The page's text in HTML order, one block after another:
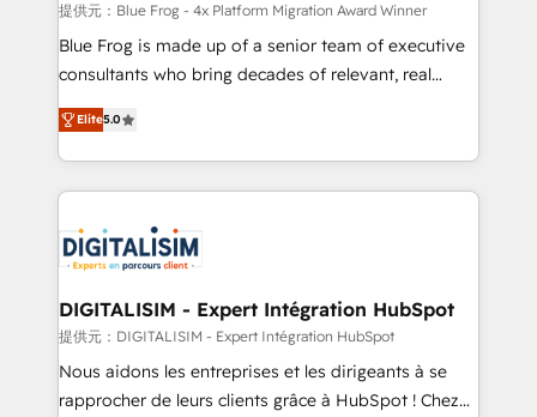
B2B sectors such as manufacturing, SaaS and
business services. We prepare a customized
business case that demonstrates the value and
detailed financial rationale with a focus on ROI and
TCO. As a trusted extension of your team, we
business up for long-term success. Unlock your
business. If not now, when?
提供元：Blue Frog - 4x Platform Migration Award Winner
Blue Frog is made up of a senior team of executive
consultants who bring decades of relevant, real
world experience to our client engagements. "Blue
Frog is a top, trusted partner in HubSpot's
ecosystem for a reason. Their team brings over a
decade of experience to the table, along with deep
for driving growth. They are committed to helping
our customers grow and finding solutions that fit
their unique business needs. We are thrilled to have
Blue Frog in the HubSpot ecosystem leading the
way for customers!" - Yamini Rangan, CEO of
HubSpot “Our experience with the team at Blue Frog
Elite5.0
DIGITALISIM - Expert Intégration HubSpot
提供元：DIGITALISIM - Expert Intégration HubSpot
Nous aidons les entreprises et les dirigeants à se
rapprocher de leurs clients grâce à HubSpot ! Chez